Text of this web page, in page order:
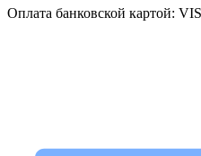
Оплата банковской картой: